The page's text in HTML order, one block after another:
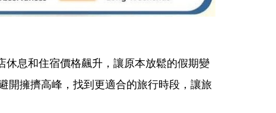
息和住宿價格飆升，讓原本放鬆的假期變
開擁擠高峰，找到更適合的旅行時段，讓旅